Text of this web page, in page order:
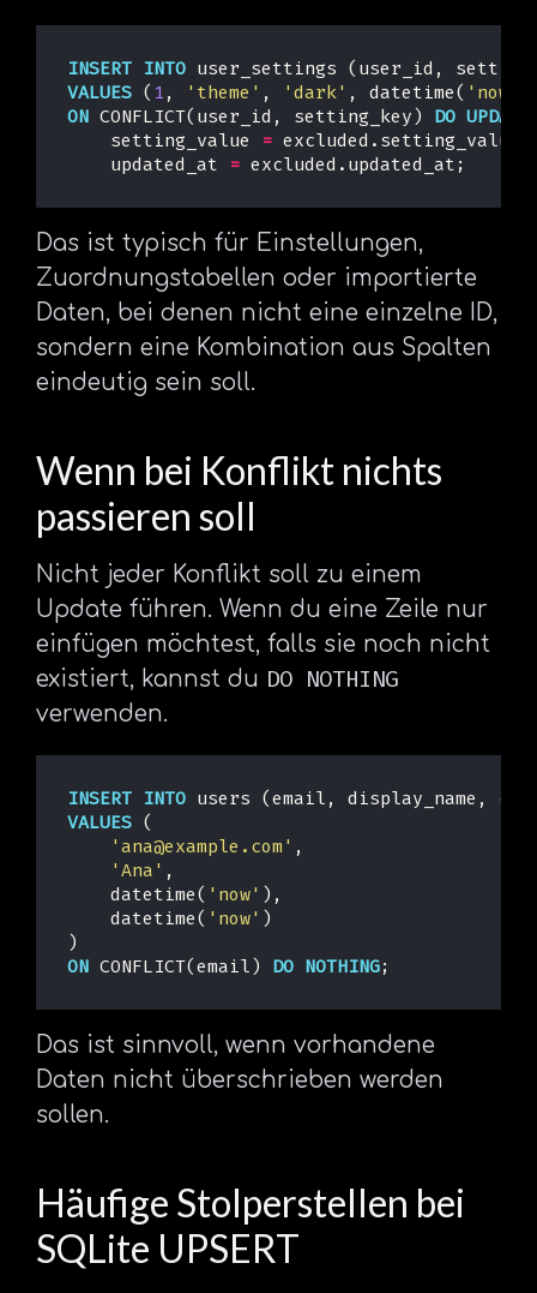
INSERT INTO user_settings ( user_id ,
VALUES ( 1 , 'theme' , 'dark' , datetime( 'now'
ON CONFLICT( user_id , setting_key ) DO UPDATE
setting_value
= excluded . setting_value
updated_at
= excluded . updated_at ;
Das ist typisch für Einstellungen,
Zuordnungstabellen oder importierte
Daten, bei denen nicht eine einzelne ID,
sondern eine Kombination aus Spalten
eindeutig sein soll.
Wenn bei Konflikt nichts
passieren soll
Nicht jeder Konflikt soll zu einem
Update führen. Wenn du eine Zeile nur
einfügen möchtest, falls sie noch nicht
existiert, kannst du DO NOTHING
verwenden.
INSERT INTO users ( email , display_name ,
VALUES (
'ana@example.com' ,
'Ana' ,
datetime( 'now' ),
datetime( 'now' )
)
ON CONFLICT( email ) DO NOTHING;
Das ist sinnvoll, wenn vorhandene
Daten nicht überschrieben werden
sollen.
Häufige Stolperstellen bei
SQLite UPSERT